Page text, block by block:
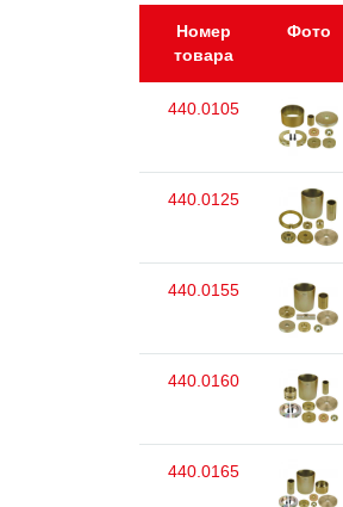
Номер
товара
Фото
440.0105
440.0125
440.0155
440.0160
440.0165